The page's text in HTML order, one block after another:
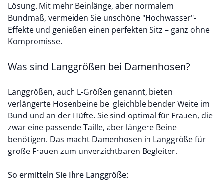
Lösung. Mit mehr Beinlänge, aber normalem
Bundmaß, vermeiden Sie unschöne "Hochwasser"-
Effekte und genießen einen perfekten Sitz – ganz ohne
Kompromisse.
Was sind Langgrößen bei Damenhosen?
Langgrößen, auch L-Größen genannt, bieten
verlängerte Hosenbeine bei gleichbleibender Weite im
Bund und an der Hüfte. Sie sind optimal für Frauen, die
zwar eine passende Taille, aber längere Beine
benötigen. Das macht Damenhosen in Langgröße für
große Frauen zum unverzichtbaren Begleiter.
So ermitteln Sie Ihre Langgröße: